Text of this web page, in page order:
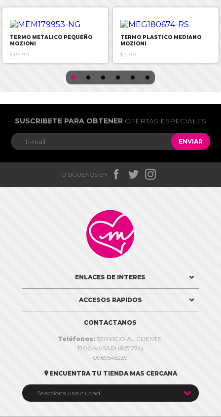
TERMO METALICO PEQUEÑO
MOZIONI
$19.99
TERMO PLASTICO MEDIANO
MOZIONI
$7.99
SUSCRIBETE PARA OBTENER OFERTAS ESPECIALES
ENVIAR
O SIGUENOS EN   

ENLACES DE INTERES
ACCESOS RAPIDOS
CONTACTANOS
Teléfonos: SERVICIO AL CLIENTE:
1700-VASARI (827274)
0969545239
 ENCUENTRA TU TIENDA MAS CERCANA
Selecciona una ciudad 